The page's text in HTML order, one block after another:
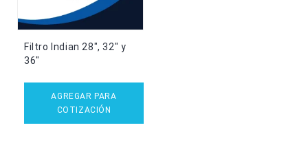
Filtro Indian 28″, 32″ y
36″
AGREGAR PARA
COTIZACIÓN